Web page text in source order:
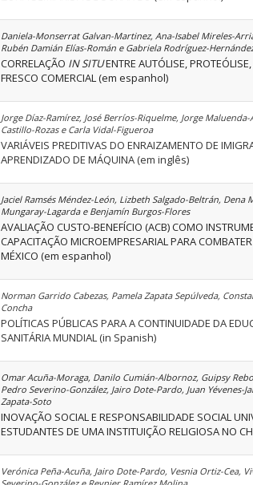
Daniela-Monserrat Galvan-Martinez, Ana-Isabel Mireles-
Rubén Damián Elías-Román e Gabriela Rodríguez-
CORRELAÇÃO IN SITUENTRE AUTÓLISE,
FRESCO COMERCIAL (em espanhol)
Jorge Díaz-Ramírez, José Berríos-Riquelme, Jorge
Castillo-Rozas e Carla Vidal-Figueroa
VARIÁVEIS PREDITIVAS DO ENRAIZAMENTO DE
APRENDIZADO DE MÁQUINA (em inglês)
Jaciel Ramsés Méndez-León, Lizbeth Salgado-Beltrán, Dena
Mungaray-Lagarda e Benjamín Burgos-Flores
AVALIAÇÃO CUSTO-BENEFÍCIO (ACB) COMO
CAPACITAÇÃO MICROEMPRESARIAL PARA
MÉXICO (em espanhol)
Norman Garrido Cabezas, Pamela Zapata Sepúlveda,
Concha
POLÍTICAS PÚBLICAS PARA A CONTINUIDADE DA
SANITÁRIA MUNDIAL (in Spanish)
Omar Acuña-Moraga, Danilo Cumián-Albornoz, Guipsy
Pedro Severino-González, Jairo Dote-Pardo, Juan Yévenes-
Zapata-Soto
INOVAÇÃO SOCIAL E RESPONSABILIDADE SOCIAL
ESTUDANTES DE UMA INSTITUIÇÃO RELIGIOSA NO
Verónica Peña-Acuña, Jairo Dote-Pardo, Vesnia Ortiz-Cea,